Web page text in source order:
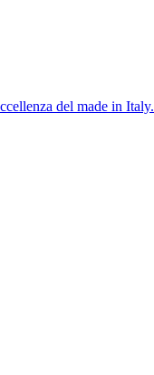
del made in Italy.